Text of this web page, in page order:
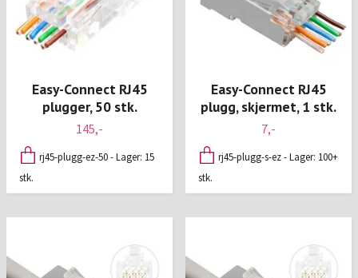
Easy-Connect RJ45
plugger, 50 stk.
145,-
rj45-plugg-ez-50 - Lager: 15
stk.
Easy-Connect RJ45
plugg, skjermet, 1 stk.
7,-
rj45-plugg-s-ez - Lager: 100+
stk.